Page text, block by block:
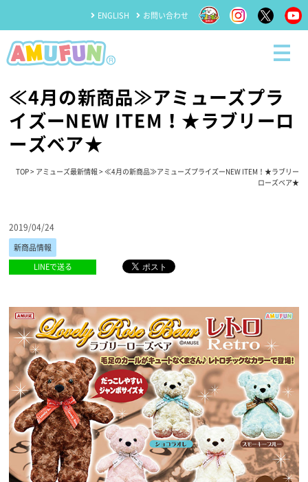
ENGLISH お問い合わせ
≪4月の新商品≫アミューズプラ
イズーNEW ITEM！★ラブリーロ
ーズベア★
TOP> アミューズ最新情報> ≪4月の新商品≫アミューズプライズーNEW ITEM！★ラブリー
ローズベア★
2019/04/24
新商品情報
LINEで送る